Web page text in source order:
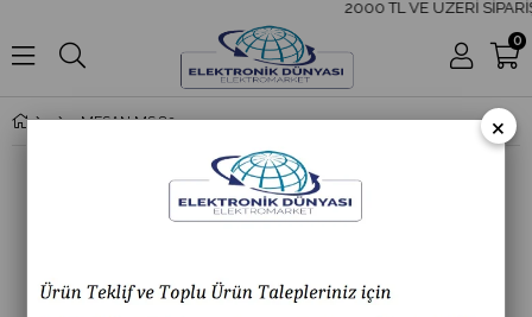
2000 TL VE ÜZERİ
0
MESAN MS 8200.3 Ø66 MODÜL LED TURUNCU SABİT/FLAŞ IŞIKLI KOLON ×